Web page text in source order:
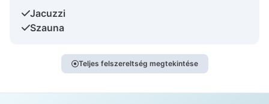
Jacuzzi
Szauna
Teljes felszereltség megtekintése